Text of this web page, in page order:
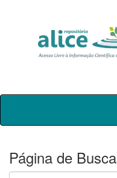
Skip
Página de Busca